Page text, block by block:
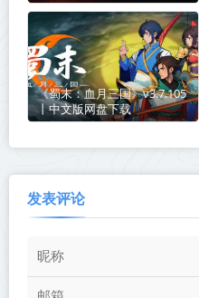
【单机+联机】丨中文版网盘
下载
《蜀末：血月三国》v3.7.105
丨中文版网盘下载
发表评论